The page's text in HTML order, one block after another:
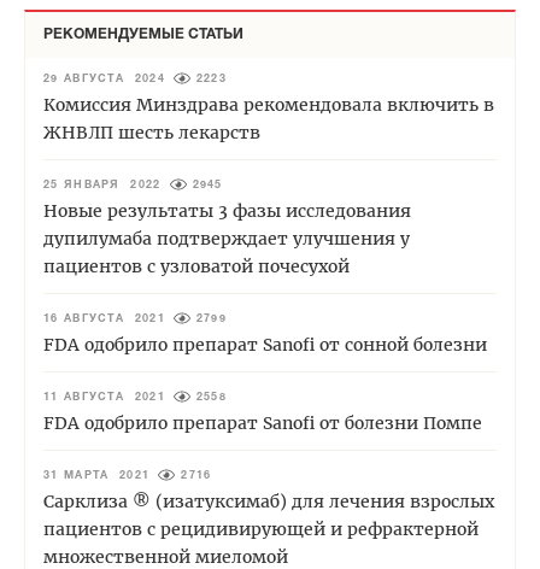
РЕКОМЕНДУЕМЫЕ СТАТЬИ
29 АВГУСТА 2024 2223
Комиссия Минздрава рекомендовала включить в
ЖНВЛП шесть лекарств
25 ЯНВАРЯ 2022 2945
Новые результаты 3 фазы исследования
дупилумаба подтверждает улучшения у
пациентов с узловатой почесухой
16 АВГУСТА 2021 2799
FDA одобрило препарат Sanofi от сонной болезни
11 АВГУСТА 2021 2558
FDA одобрило препарат Sanofi от болезни Помпе
31 МАРТА 2021 2716
Сарклиза ® (изатуксимаб) для лечения взрослых
пациентов с рецидивирующей и рефрактерной
множественной миеломой